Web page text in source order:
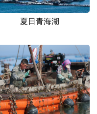
Français عربى
夏日青海湖